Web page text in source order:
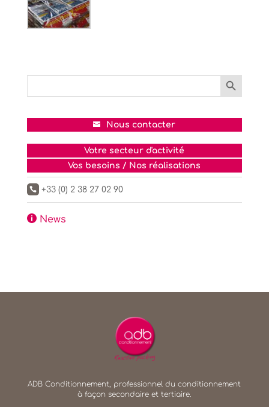
Search
Search Button
Nous contacter
Votre secteur d'activité
Vos besoins / Nos réalisations
 +33 (0) 2 38 27 02 90
News
ADB Conditionnement, professionnel du conditionnement
à façon secondaire et tertiaire.